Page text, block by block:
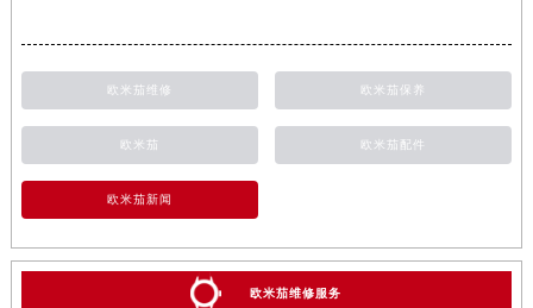
欧米茄维修 欧米茄保养
欧米茄 欧米茄配件
欧米茄新闻
欧米茄维修服务